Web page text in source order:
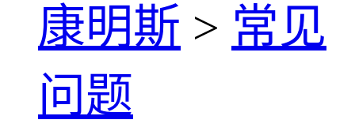
康明斯 > 常见
问题